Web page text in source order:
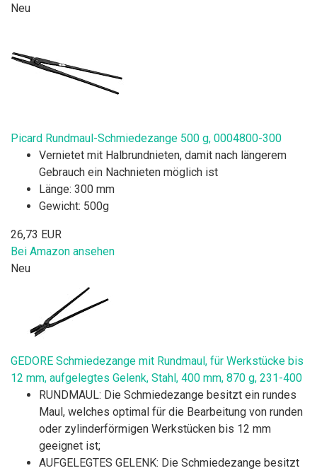
Neu
Picard Rundmaul-Schmiedezange 500 g, 0004800-300
Vernietet mit Halbrundnieten, damit nach längerem
Gebrauch ein Nachnieten möglich ist
Länge: 300 mm
Gewicht: 500g
26,73 EUR
Bei Amazon ansehen
Neu
GEDORE Schmiedezange mit Rundmaul, für Werkstücke bis
12 mm, aufgelegtes Gelenk, Stahl, 400 mm, 870 g, 231-400
RUNDMAUL: Die Schmiedezange besitzt ein rundes
Maul, welches optimal für die Bearbeitung von runden
oder zylinderförmigen Werkstücken bis 12 mm
geeignet ist;
AUFGELEGTES GELENK: Die Schmiedezange besitzt